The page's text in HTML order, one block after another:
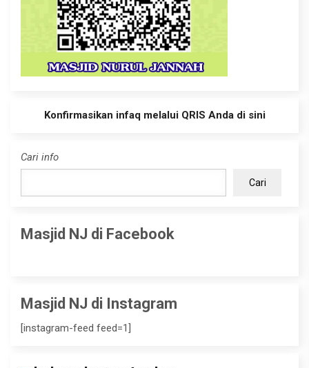
Konfirmasikan infaq melalui QRIS Anda di sini
Cari info
Cari
Masjid NJ di Facebook
Masjid NJ di Instagram
[instagram-feed feed=1]